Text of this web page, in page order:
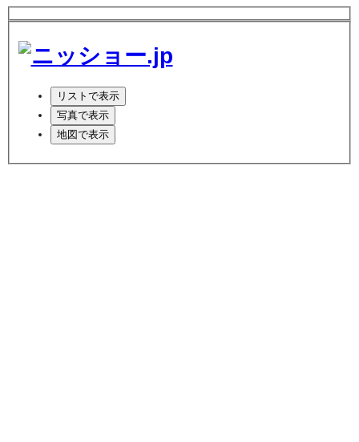
リスト で表示
写真で表示
地図で表示